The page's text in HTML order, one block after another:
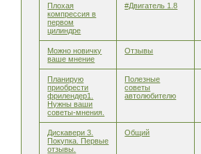
Плохая
компрессия в
первом
цилиндре
#Двигатель 1.8
Можно новичку
ваше мнение
Отзывы
Планирую
приобрести
фрилендер1.
Нужны ваши
советы-мнения.
Полезные
советы
автолюбителю
Дискавери 3.
Покупка. Первые
отзывы.
Общий